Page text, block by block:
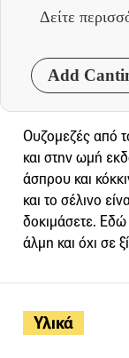
Δείτε
Add
Υλικά
Ουζομεζές από
και στην ωμή
άσπρου και
και το σέλινο
δοκιμάσετε. Εδώ
άλμη και όχι σε